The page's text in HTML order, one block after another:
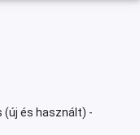
(új és használt) -